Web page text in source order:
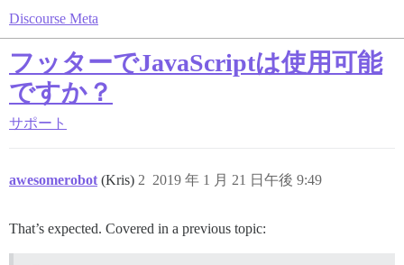
Discourse Meta
フッターでJavaScriptは使用可能
ですか？
サポート
awesomerobot (Kris) 2019 年 1 月 21 日午後 9:49
2
That’s expected. Covered in a previous topic: